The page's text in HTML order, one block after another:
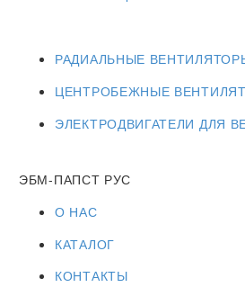
РАДИАЛЬНЫЕ
ЦЕНТРОБЕЖНЫЕ
ЭЛЕКТРОДВИГАТЕЛИ ДЛЯ
ЭБМ-ПАПСТ РУС
О НАС
КАТАЛОГ
КОНТАКТЫ